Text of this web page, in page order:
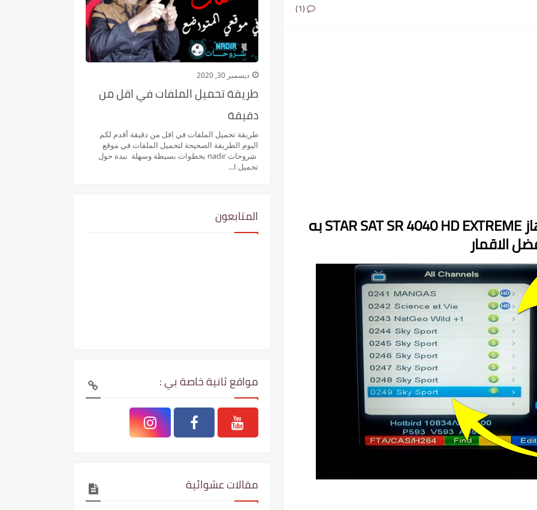
(1)
ملف قنوات مرتب ومنظم لجهاز STAR SAT SR 4040 HD EXTREME به
الاقمار
ديسمبر 30, 2020
طريقة تحميل الملفات في اقل من
دقيقة
طريقة تحميل الملفات في اقل من دقيقة أقدم لكم
اليوم الطريقة الصحيحة لتحميل الملفات في موقع
شروحات nadir بخطوات بسيطة وسهلة نبدة حول
تحميل ا...
المتابعون
مواقع ثانية خاصة بي :
مقالات عشوائية